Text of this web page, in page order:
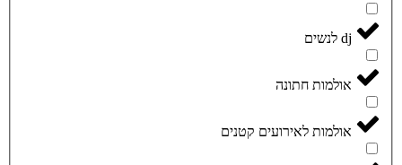
dj לנשים
אולמות חתונה
אולמות לאירועים קטנים